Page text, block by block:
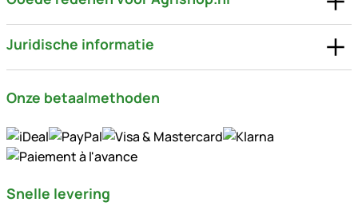
Juridische informatie
Onze betaalmethoden
Snelle levering